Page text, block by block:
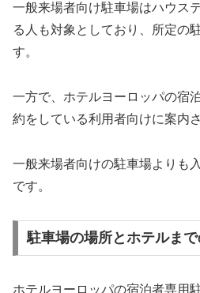
一般来場者向け駐車場はハウス
る人も対象としており、所定の
す。
一方で、ホテルヨーロッパの宿
約をしている利用者向けに案内
一般来場者向けの駐車場よりも
です。
駐車場の場所とホテルま
ホテルヨーロッパの宿泊者専用